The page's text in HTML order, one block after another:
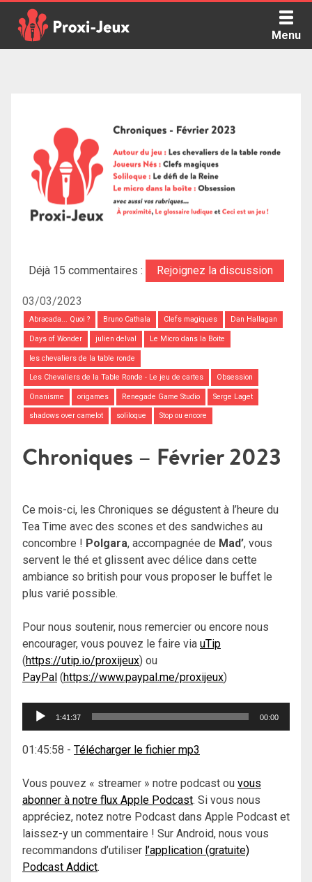
content
Menu
Déjà 15 commentaires : Rejoignez la discussion
03/03/2023
Abracada... Quoi ? Bruno Cathala Clefs magiques Dan Hallagan
Days of Wonder julien delval Le Micro dans la Boite
les chevaliers de la table ronde
Les Chevaliers de la Table Ronde - Le jeu de cartes Obsession
Onanisme origames Renegade Game Studio Serge Laget
shadows over camelot soliloque Stop ou encore
Chroniques – Février 2023
Ce mois-ci, les Chroniques se dégustent à l’heure du
Tea Time avec des scones et des sandwiches au
concombre ! Polgara, accompagnée de Mad’, vous
servent le thé et glissent avec délice dans cette
ambiance so british pour vous proposer le buffet le
plus varié possible.
Pour nous soutenir, nous remercier ou encore nous
encourager, vous pouvez le faire via uTip
(https://utip.io/proxijeux) ou
PayPal (https://www.paypal.me/proxijeux)
Lecteur
1:41:37 00:00
01:45:58 - Télécharger le fichier mp3
Vous pouvez « streamer » notre podcast ou vous
abonner à notre flux Apple Podcast. Si vous nous
appréciez, notez notre Podcast dans Apple Podcast et
laissez-y un commentaire ! Sur Android, nous vous
recommandons d’utiliser l’application (gratuite)
Podcast Addict.